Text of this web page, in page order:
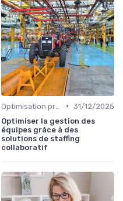
• 31/12/2025
Optimiser la gestion des
équipes grâce à des
solutions de staffing
collaboratif